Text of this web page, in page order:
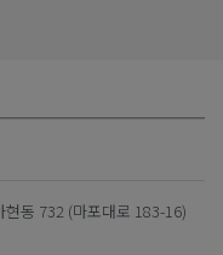
동 732 (마포대로 183-16)